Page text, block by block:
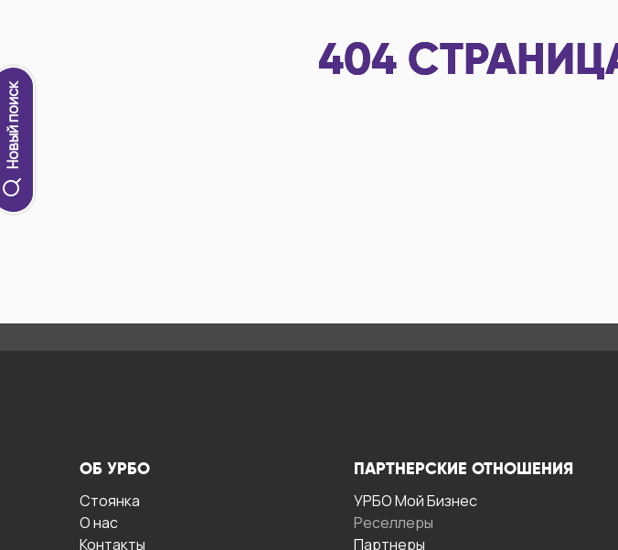
Новый поиск
404
ОБ УРБО
Стоянка
О нас
Контакты
ПАРТНЕРСКИЕ ОТНОШЕНИЯ
УРБО Мой Бизнес
Реселлеры
Партнеры